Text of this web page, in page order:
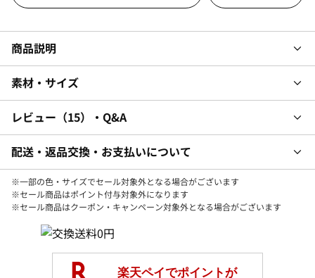
商品説明
素材・サイズ
レビュー 15 ・Q&A
配送・返品交換・お支払いについて
※一部の色・サイズでセール対象外となる場合がございます
※セール商品はポイント付与対象外になります
※セール商品はクーポン・キャンペーン対象外となる場合がございます